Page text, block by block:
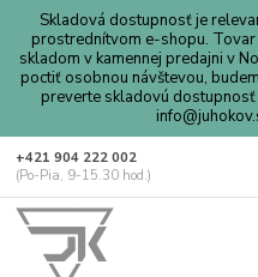
Skladová dostupnosť je
prostrednítvom e-shopu.
skladom v kamennej predajni v
poctiť osobnou návštevou,
preverte skladovú
+421 904 222 002
(Po-Pia, 9-15.30 hod.)